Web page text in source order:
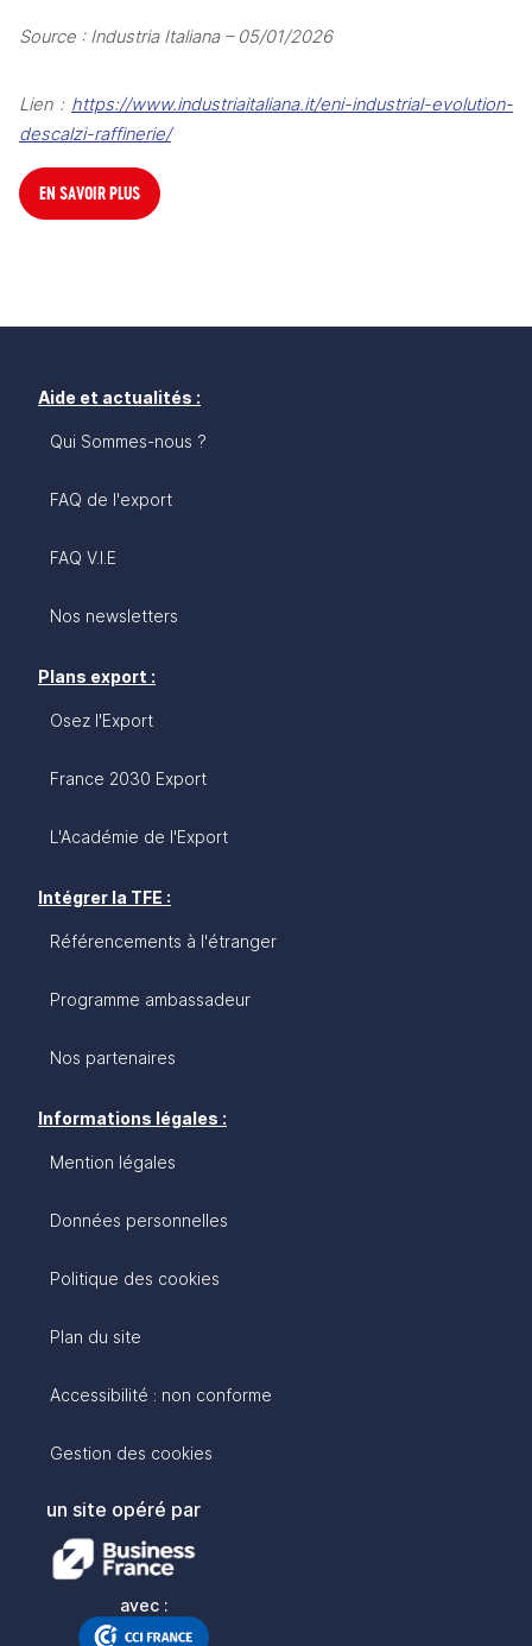
Source : Industria Italiana – 05/01/2026
Lien : https://www.industriaitaliana.it/eni-industrial-evolution-
descalzi-raffinerie/
EN SAVOIR PLUS
Aide et actualités :
Qui Sommes-nous ?
FAQ de l'export
FAQ V.I.E
Nos newsletters
Plans export :
Osez l'Export
France 2030 Export
L'Académie de l'Export
Intégrer la TFE :
Référencements à l'étranger
Programme ambassadeur
Nos partenaires
Informations légales :
Mention légales
Données personnelles
Politique des cookies
Plan du site
Accessibilité : non conforme
Gestion des cookies
un site opéré par
avec :